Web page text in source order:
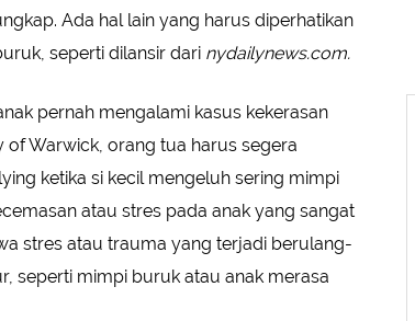
Ada hal lain yang harus diperhatikan
seperti dilansir dari nydailynews.com.
pernah mengalami kasus kekerasan
Warwick, orang tua harus segera
ketika si kecil mengeluh sering mimpi
atau stres pada anak yang sangat
stres atau trauma yang terjadi berulang-
seperti mimpi buruk atau anak merasa